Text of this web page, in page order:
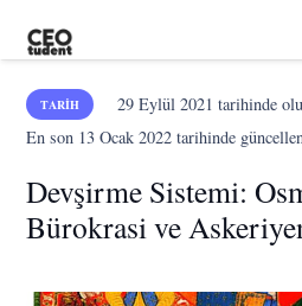
TARIH 29 Eylül 2021 tarihinde
En son 13 Ocak 2022 tarihinde
Devşirme Sistemi:
Bürokrasi ve